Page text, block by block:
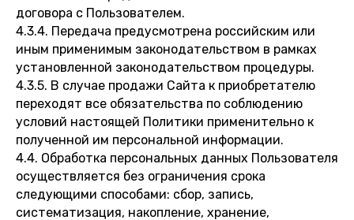
договора с Пользователем.
4.3.4. Передача предусмотрена российским или
иным применимым законодательством в рамках
установленной законодательством процедуры.
4.3.5. В случае продажи Сайта к приобретателю
переходят все обязательства по соблюдению
условий настоящей Политики применительно к
полученной им персональной информации.
4.4. Обработка персональных данных Пользователя
осуществляется без ограничения срока
следующими способами: сбор, запись,
систематизация, накопление, хранение,